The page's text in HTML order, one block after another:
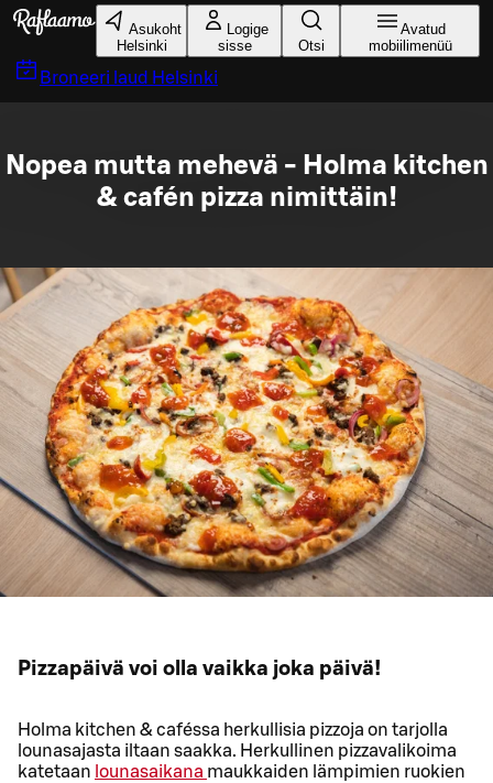
Liigu peamise sisu juurde
Asukoht
Helsinki
Logige
sisse
Otsi
Avatud
mobiilimenüü
Broneeri laud Helsinki
Nopea mutta mehevä - Holma kitchen
& cafén pizza nimittäin!
Pizzapäivä voi olla vaikka joka päivä!
Holma kitchen & caféssa herkullisia pizzoja on tarjolla
lounasajasta iltaan saakka. Herkullinen pizzavalikoima
katetaan lounasaikana maukkaiden lämpimien ruokien